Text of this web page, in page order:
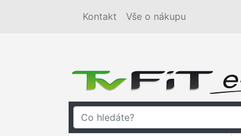
Kontakt Vše o nákupu